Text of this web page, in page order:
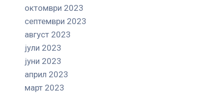
октомври 2023
септември 2023
август 2023
јули 2023
јуни 2023
април 2023
март 2023